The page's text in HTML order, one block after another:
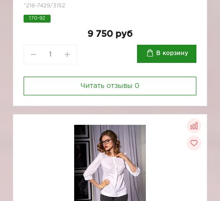
*218-7429/3152
170-92
9 750 руб
В корзину
Читать отзывы 0